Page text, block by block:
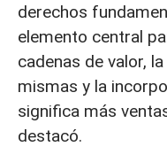
derechos
elemento central
cadenas de valor,
mismas y la
significa más
destacó.